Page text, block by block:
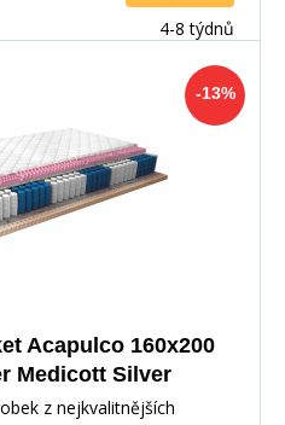
4-8 týdnů
-13%
Acapulco 160x200
Medicott Silver
z nejkvalitnějších